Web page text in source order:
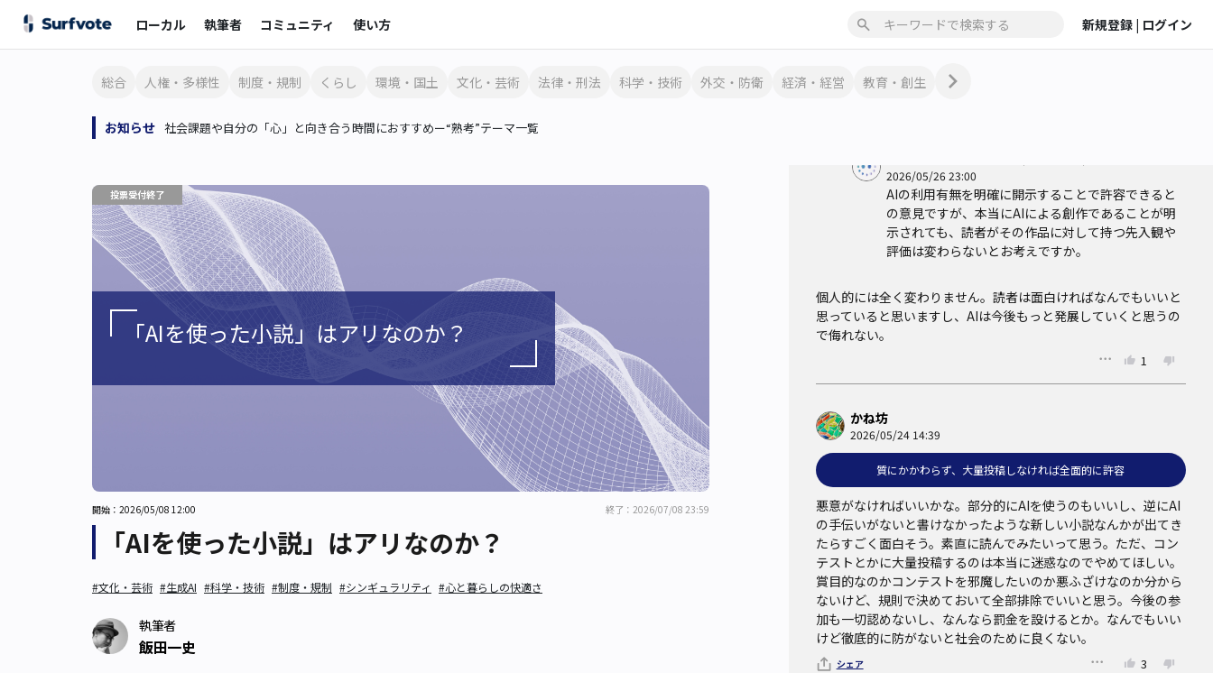
ローカル 執筆者 コミュニティ 使い方 新規登録 | ログイン
総合 人権・多様性 制度・規制 くらし 環境・国土 文化・芸術 法律・刑法 科学・技術 外交・防衛 経済・経営 教育・創生
お知らせ 社会課題や自分の「心」と向き合う時間におすすめー“熟考”テーマ一覧
「AIを使った小説」はアリなのか？
投票受付終了
開始：2026/05/08 12:00 終了：2026/07/08 23:59
「AIを使った小説」はアリなのか？
#文化・芸術 #生成AI #科学・技術 #制度・規制 #シンギュラリティ #心と暮らしの快適さ
執筆者
飯田一史
写真や芸術作品もAIで作ることもあるし、AIを利用したことが目
す。
2026/05/26 23:00
AIの利用有無を明確に開示することで許容できると
の意見ですが、本当にAIによる創作であることが明
示されても、読者がその作品に対して持つ先入観や
評価は変わらないとお考えですか。
個人的には全く変わりません。読者は面白ければなんでもいいと
思っていると思いますし、AIは今後もっと発展していくと思うの
で侮れない。
1
かね坊
2026/05/24 14:39
質にかかわらず、大量投稿しなければ全面的に許容
悪意がなければいいかな。部分的にAIを使うのもいいし、逆にAI
の手伝いがないと書けなかったような新しい小説なんかが出てき
たらすごく面白そう。素直に読んでみたいって思う。ただ、コン
テストとかに大量投稿するのは本当に迷惑なのでやめてほしい。
賞目的なのかコンテストを邪魔したいのか悪ふざけなのか分から
ないけど、規則で決めておいて全部排除でいいと思う。今後の参
加も一切認めないし、なんなら罰金を設けるとか。なんでもいい
けど徹底的に防がないと社会のために良くない。
シェア 3